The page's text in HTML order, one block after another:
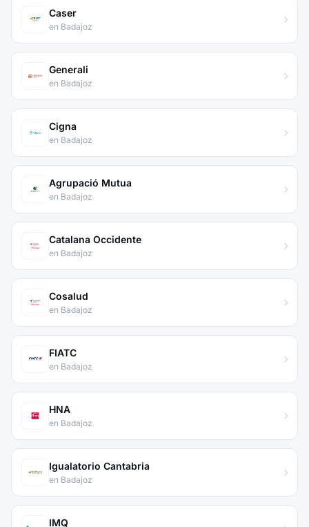
Caser
en Badajoz
Generali
en Badajoz
Cigna
en Badajoz
Agrupació Mutua
en Badajoz
Catalana Occidente
en Badajoz
Cosalud
en Badajoz
FIATC
en Badajoz
HNA
en Badajoz
Igualatorio Cantabria
en Badajoz
IMQ